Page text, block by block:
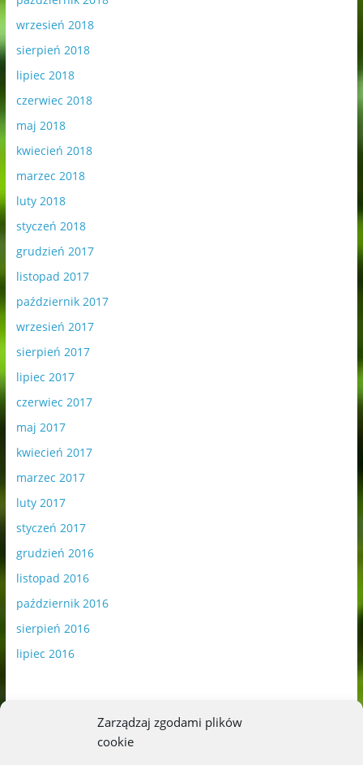
Zarządzaj zgodami plików
cookie
wrzesień 2018
sierpień 2018
lipiec 2018
czerwiec 2018
maj 2018
kwiecień 2018
marzec 2018
luty 2018
styczeń 2018
grudzień 2017
listopad 2017
październik 2017
wrzesień 2017
sierpień 2017
lipiec 2017
czerwiec 2017
maj 2017
kwiecień 2017
marzec 2017
luty 2017
styczeń 2017
grudzień 2016
listopad 2016
październik 2016
sierpień 2016
lipiec 2016